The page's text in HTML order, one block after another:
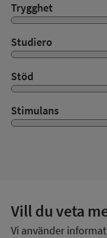
Trygghet
Studiero
Stöd
Stimulans
Vill du veta
Vi använder